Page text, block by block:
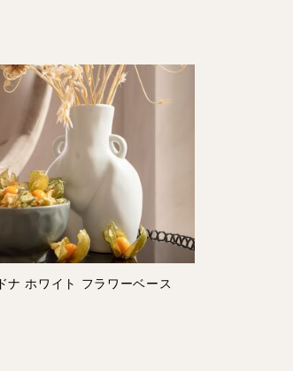
ドナ ホワイト フラワーベース